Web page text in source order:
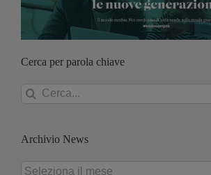
Cerca per parola chiave
Cerca
Archivio News
Archivio